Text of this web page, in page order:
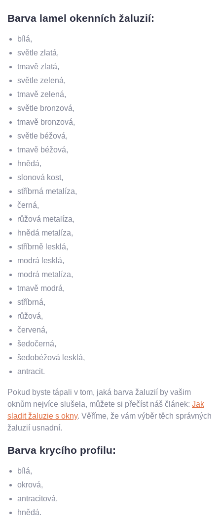
Barva lamel okenních žaluzií:
bílá,
světle zlatá,
tmavě zlatá,
světle zelená,
tmavě zelená,
světle bronzová,
tmavě bronzová,
světle béžová,
tmavě béžová,
hnědá,
slonová kost,
stříbrná metalíza,
černá,
růžová metalíza,
hnědá metalíza,
stříbrně lesklá,
modrá lesklá,
modrá metalíza,
tmavě modrá,
stříbrná,
růžová,
červená,
šedočerná,
šedobéžová lesklá,
antracit.
Pokud byste tápali v tom, jaká barva žaluzií by vašim
oknům nejvíce slušela, můžete si přečíst náš článek: Jak
sladit žaluzie s okny. Věříme, že vám výběr těch správných
žaluzií usnadní.
Barva krycího profilu:
bílá,
okrová,
antracitová,
hnědá.